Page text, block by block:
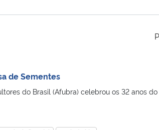
de Sementes
do Brasil (Afubra) celebrou os 32 anos do